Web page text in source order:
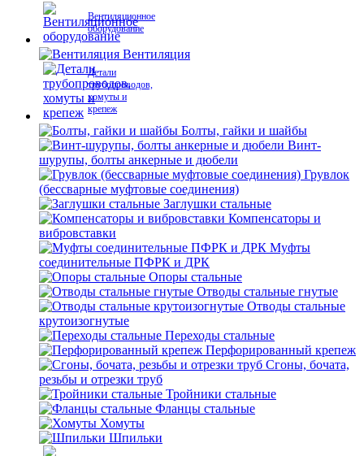
Вентиляционное
оборудование
Вентиляция
Детали
трубопроводов,
хомуты и
крепеж
Болты, гайки и шайбы
Винт-
шурупы, болты анкерные и дюбели
Грувлок
(бессварные муфтовые соединения)
Заглушки стальные
Компенсаторы и
вибровставки
Муфты
соединительные ПФРК и ДРК
Опоры стальные
Отводы стальные гнутые
Отводы стальные
крутоизогнутые
Переходы стальные
Перфорированный крепеж
Сгоны, бочата,
резьбы и отрезки труб
Тройники стальные
Фланцы стальные
Хомуты
Шпильки